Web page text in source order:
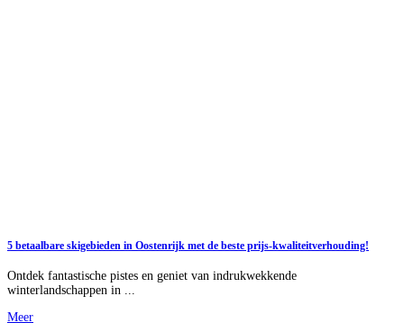
5 betaalbare skigebieden in Oostenrijk met de beste prijs-kwaliteitverhouding!
Ontdek fantastische pistes en geniet van indrukwekkende
winterlandschappen in ...
Meer